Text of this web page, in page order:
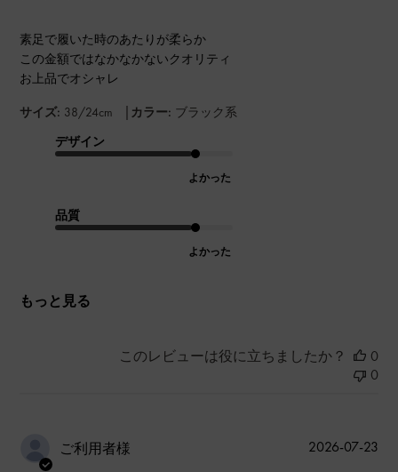
素足で履いた時のあたりが柔らか
この金額ではなかなかないクオリティ
お上品でオシャレ
サイズ: 38/24cm | カラー: ブラック系
デザイン
よかった
品質
よかった
もっと見る
このレビューは役に立ちましたか？
0
0
ご利用者様
公
2026-07-23